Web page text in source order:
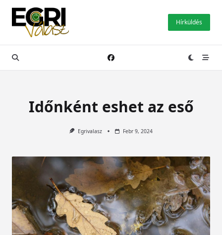
Skip
content
Hírküldés
Időnként eshet az eső
Egrivalasz Febr 9, 2024